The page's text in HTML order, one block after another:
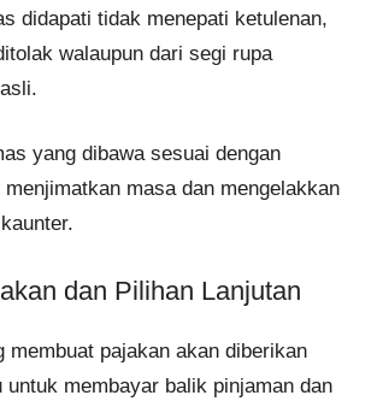
didapati tidak menepati ketulenan,
walaupun dari segi rupa
yang dibawa sesuai dengan
masa dan mengelakkan
dan Pilihan Lanjutan
membuat pajakan akan diberikan
untuk membayar balik pinjaman dan